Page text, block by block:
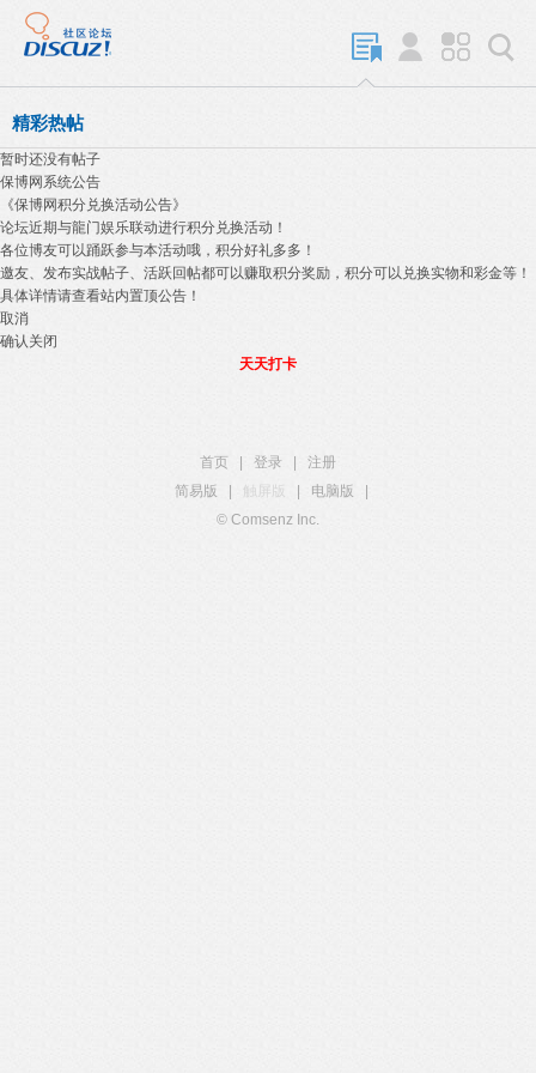
精彩热帖
暂时还没有帖子
保博网系统公告
《保博网积分兑换活动公告》
论坛近期与龍门娱乐联动进行积分兑换活动！
各位博友可以踊跃参与本活动哦，积分好礼多多！
邀友、发布实战帖子、活跃回帖都可以赚取积分奖励，积分可以兑换实物和彩金等！
具体详情请查看站内置顶公告！
取消
确认关闭
天天打卡
首页 登录
注册
简易版
触屏版 电脑版
© Comsenz Inc.